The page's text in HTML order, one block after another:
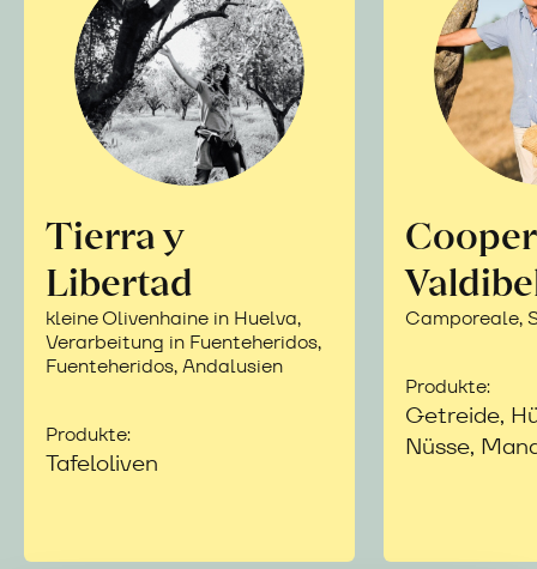
Tierra y
Libertad
kleine Olivenhaine in Huelva,
Verarbeitung in Fuenteheridos,
Fuenteheridos, Andalusien
Produkte:
Tafeloliven
Camporeale,
Produkte:
Getreide,
Nüsse,